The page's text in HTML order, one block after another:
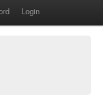
Login